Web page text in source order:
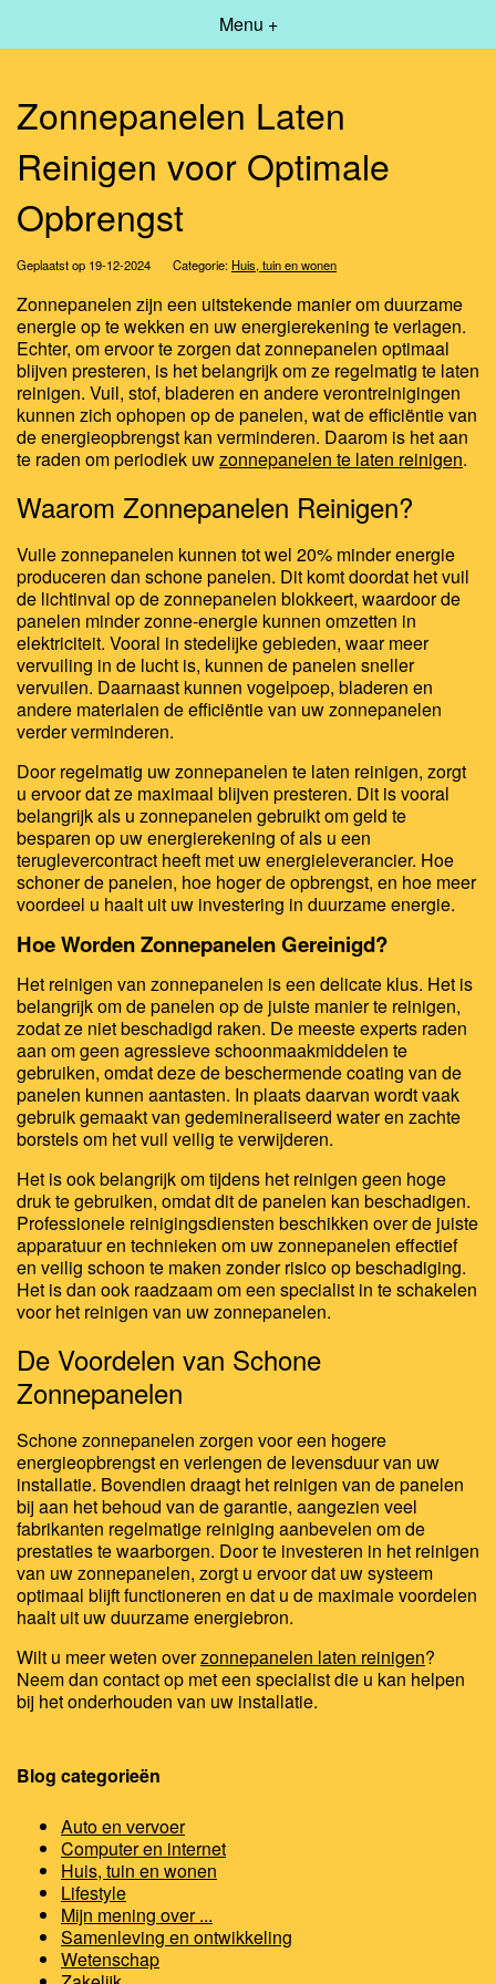
Menu +
Zonnepanelen Laten
Reinigen voor Optimale
Opbrengst
Geplaatst op 19-12-2024 Categorie: Huis, tuin en wonen
Zonnepanelen zijn een uitstekende manier om duurzame
energie op te wekken en uw energierekening te verlagen.
Echter, om ervoor te zorgen dat zonnepanelen optimaal
blijven presteren, is het belangrijk om ze regelmatig te laten
reinigen. Vuil, stof, bladeren en andere verontreinigingen
kunnen zich ophopen op de panelen, wat de efficiëntie van
de energieopbrengst kan verminderen. Daarom is het aan
te raden om periodiek uwzonnepanelen te laten reinigen.
Waarom Zonnepanelen Reinigen?
Vuile zonnepanelen kunnen tot wel 20% minder energie
produceren dan schone panelen. Dit komt doordat het vuil
de lichtinval op de zonnepanelen blokkeert, waardoor de
panelen minder zonne-energie kunnen omzetten in
elektriciteit. Vooral in stedelijke gebieden, waar meer
vervuiling in de lucht is, kunnen de panelen sneller
vervuilen. Daarnaast kunnen vogelpoep, bladeren en
andere materialen de efficiëntie van uw zonnepanelen
verder verminderen.
Door regelmatig uw zonnepanelen te laten reinigen, zorgt
u ervoor dat ze maximaal blijven presteren. Dit is vooral
belangrijk als u zonnepanelen gebruikt om geld te
besparen op uw energierekening of als u een
teruglevercontract heeft met uw energieleverancier. Hoe
schoner de panelen, hoe hoger de opbrengst, en hoe meer
voordeel u haalt uit uw investering in duurzame energie.
Hoe Worden Zonnepanelen Gereinigd?
Het reinigen van zonnepanelen is een delicate klus. Het is
belangrijk om de panelen op de juiste manier te reinigen,
zodat ze niet beschadigd raken. De meeste experts raden
aan om geen agressieve schoonmaakmiddelen te
gebruiken, omdat deze de beschermende coating van de
panelen kunnen aantasten. In plaats daarvan wordt vaak
gebruik gemaakt van gedemineraliseerd water en zachte
borstels om het vuil veilig te verwijderen.
Het is ook belangrijk om tijdens het reinigen geen hoge
druk te gebruiken, omdat dit de panelen kan beschadigen.
Professionele reinigingsdiensten beschikken over de juiste
apparatuur en technieken om uw zonnepanelen effectief
en veilig schoon te maken zonder risico op beschadiging.
Het is dan ook raadzaam om een specialist in te schakelen
voor het reinigen van uw zonnepanelen.
De Voordelen van Schone
Zonnepanelen
Schone zonnepanelen zorgen voor een hogere
energieopbrengst en verlengen de levensduur van uw
installatie. Bovendien draagt het reinigen van de panelen
bij aan het behoud van de garantie, aangezien veel
fabrikanten regelmatige reiniging aanbevelen om de
prestaties te waarborgen. Door te investeren in het reinigen
van uw zonnepanelen, zorgt u ervoor dat uw systeem
optimaal blijft functioneren en dat u de maximale voordelen
haalt uit uw duurzame energiebron.
Wilt u meer weten overzonnepanelen laten reinigen?
Neem dan contact op met een specialist die u kan helpen
bij het onderhouden van uw installatie.
Blog categorieën
Auto en vervoer
Computer en internet
Huis, tuin en wonen
Lifestyle
Mijn mening over ...
Samenleving en ontwikkeling
Wetenschap